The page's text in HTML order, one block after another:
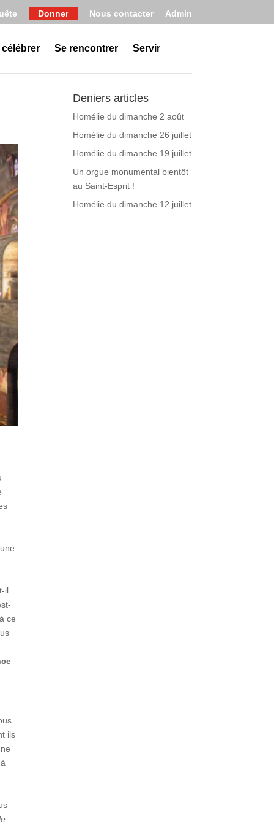
Donner Nous contacter Admin
célébrer Se rencontrer Servir
il
ce
ils
à
Deniers articles
Homélie du dimanche 2 août
Homélie du dimanche 26 juillet
Homélie du dimanche 19 juillet
Un orgue monumental bientôt
au Saint-Esprit !
Homélie du dimanche 12 juillet